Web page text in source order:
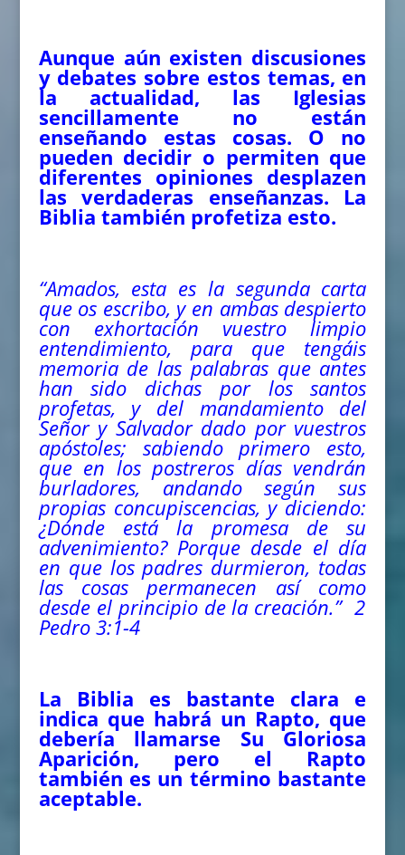
Aunque aún existen discusiones
y debates sobre estos temas, en
la actualidad, las Iglesias
sencillamente no están
enseñando estas cosas. O no
pueden decidir o permiten que
diferentes opiniones desplazen
las verdaderas enseñanzas. La
Biblia también profetiza esto.
“Amados, esta es la segunda carta
que os escribo, y en ambas despierto
con exhortación vuestro limpio
entendimiento, para que tengáis
memoria de las palabras que antes
han sido dichas por los santos
profetas, y del mandamiento del
Señor y Salvador dado por vuestros
apóstoles; sabiendo primero esto,
que en los postreros días vendrán
burladores, andando según sus
propias concupiscencias, y diciendo:
¿Dónde está la promesa de su
advenimiento? Porque desde el día
en que los padres durmieron, todas
las cosas permanecen así como
desde el principio de la creación.”2
Pedro 3:1-4
La Biblia es bastante clara e
indica que habrá un Rapto, que
debería llamarse Su Gloriosa
Aparición, pero el Rapto
también es un término bastante
aceptable.